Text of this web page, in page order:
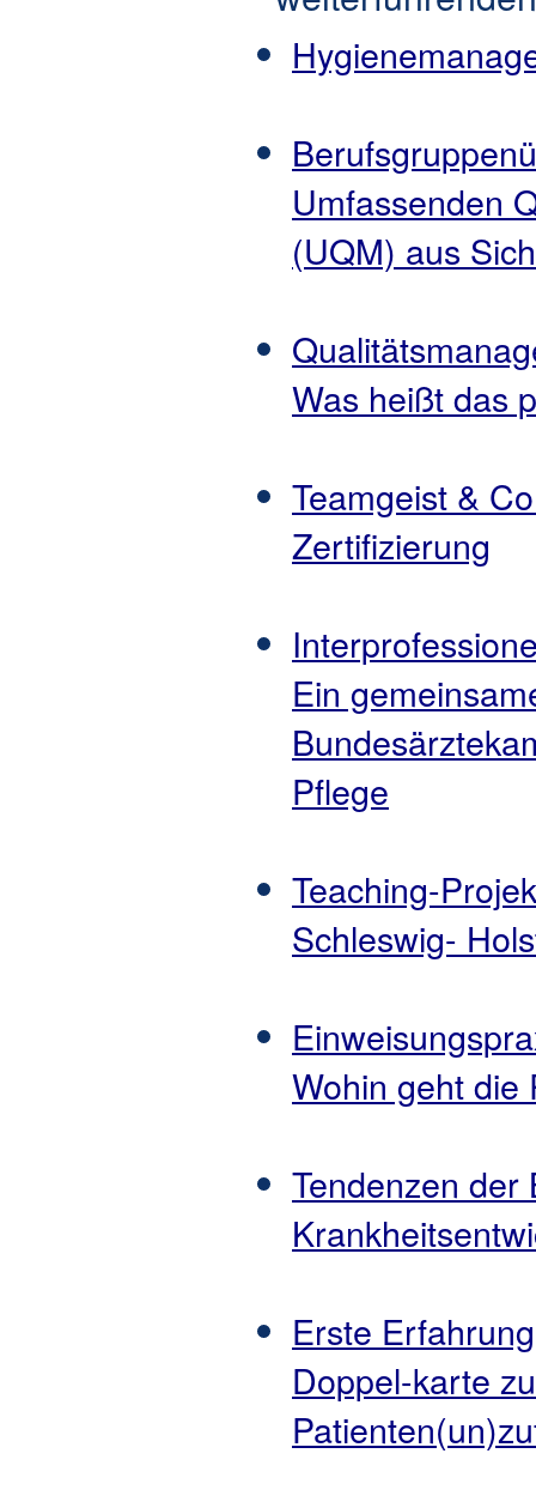
Umfassenden
(UQM) aus
Was heißt das
Teamgeist &
Zertifizierung
Ein
Pflege
Teaching-
Schleswig-
Wohin geht die
Tendenzen der
Erste
Doppel-karte